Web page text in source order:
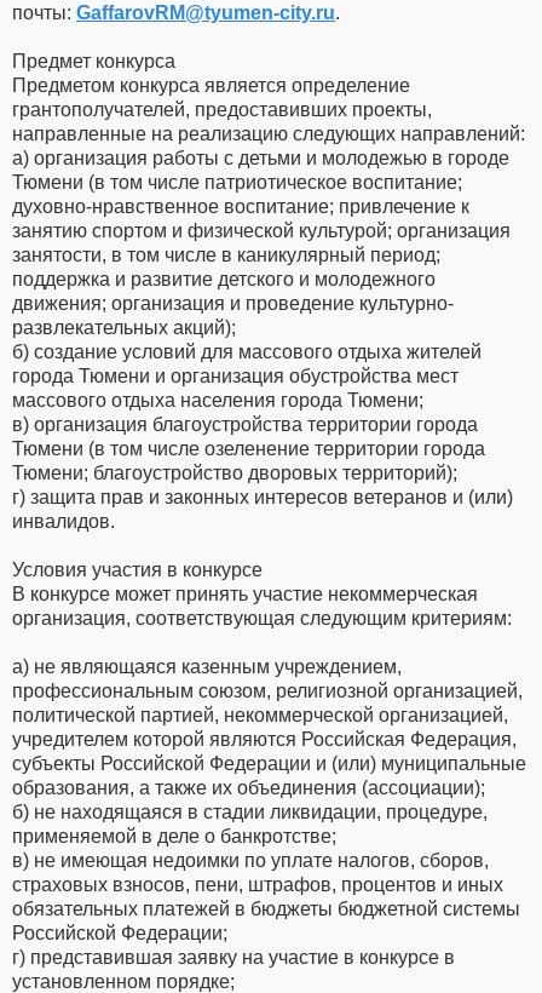
почты: GaffarovRM​@​tyumen-city.ru.
Предмет конкурса
Предметом конкурса является определение
грантополучателей, предоставивших проекты,
направленные на реализацию следующих направлений:
а) организация работы с детьми и молодежью в городе
Тюмени (в том числе патриотическое воспитание;
духовно-нравственное воспитание; привлечение к
занятию спортом и физической культурой; организация
занятости, в том числе в каникулярный период;
поддержка и развитие детского и молодежного
движения; организация и проведение культурно-
развлекательных акций);
б) создание условий для массового отдыха жителей
города Тюмени и организация обустройства мест
массового отдыха населения города Тюмени;
в) организация благоустройства территории города
Тюмени (в том числе озеленение территории города
Тюмени; благоустройство дворовых территорий);
г) защита прав и законных интересов ветеранов и (или)
инвалидов.
Условия участия в конкурсе
В конкурсе может принять участие некоммерческая
организация, соответствующая следующим критериям:
а) не являющаяся казенным учреждением,
профессиональным союзом, религиозной организацией,
политической партией, некоммерческой организацией,
учредителем которой являются Российская Федерация,
субъекты Российской Федерации и (или) муниципальные
образования, а также их объединения (ассоциации);
б) не находящаяся в стадии ликвидации, процедуре,
применяемой в деле о банкротстве;
в) не имеющая недоимки по уплате налогов, сборов,
страховых взносов, пени, штрафов, процентов и иных
обязательных платежей в бюджеты бюджетной системы
Российской Федерации;
г) представившая заявку на участие в конкурсе в
установленном порядке;